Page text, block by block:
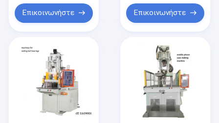
Επικοινωνήστε Επικοινωνήστε